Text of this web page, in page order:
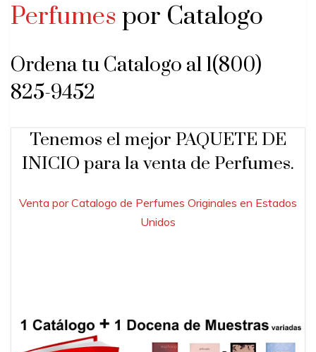
Perfumes por Catalogo
Ordena tu Catalogo al 1(800)
825-9452
Tenemos el mejor PAQUETE DE
INICIO para la venta de Perfumes.
Venta por Catalogo de Perfumes Originales en Estados
Unidos